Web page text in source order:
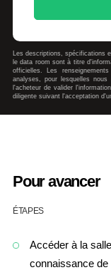
Les descriptions, spécifications
le data room sont à titre
officielles. Les
analyses, pour lesquelles
l'acheteur de valider
diligente suivant l'acceptation
Pour avancer
ÉTAPES
Accéder à la
connaissance